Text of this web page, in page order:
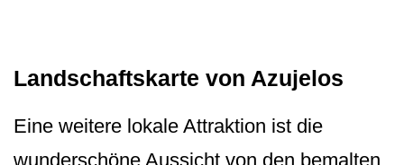
Landschaftskarte von Azujelos
Eine weitere lokale Attraktion ist die
wunderschöne Aussicht von den bemalten